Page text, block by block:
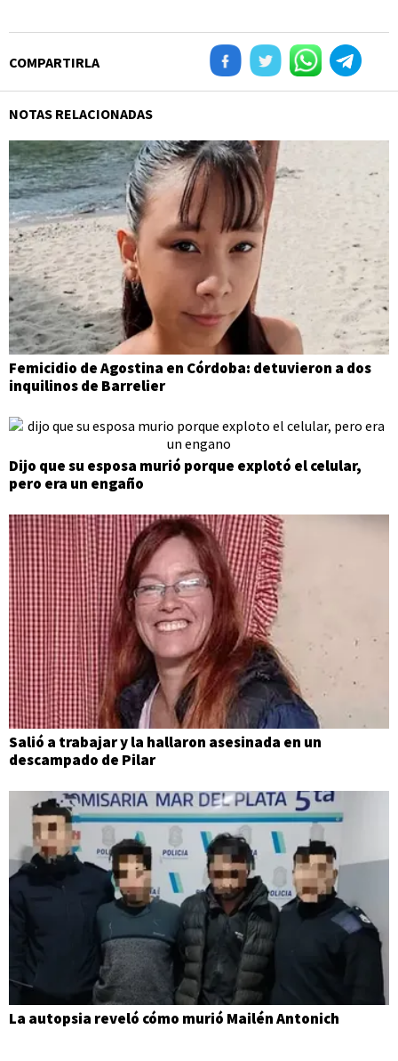
COMPARTIRLA
NOTAS RELACIONADAS
Femicidio de Agostina en Córdoba: detuvieron a dos
inquilinos de Barrelier
Dijo que su esposa murió porque explotó el celular,
pero era un engaño
Salió a trabajar y la hallaron asesinada en un
descampado de Pilar
La autopsia reveló cómo murió Mailén Antonich